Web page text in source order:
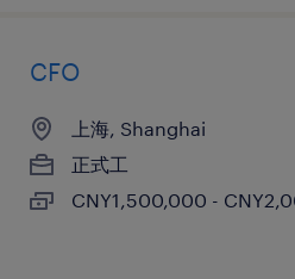
CFO
上海, Shanghai
正式工
CNY1,500,000 -